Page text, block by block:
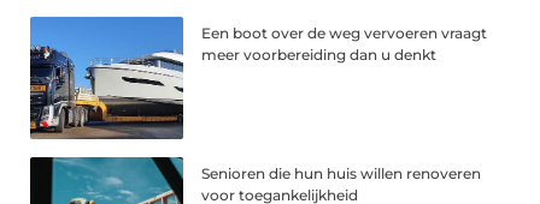
Een boot over de weg vervoeren vraagt
meer voorbereiding dan u denkt
Senioren die hun huis willen renoveren
voor toegankelijkheid